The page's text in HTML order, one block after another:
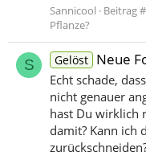
Sannicool Beitrag
Pflanze?
S Gelöst Neue
Echt schade,
nicht genauer
hast Du wirklich
damit? Kann ich